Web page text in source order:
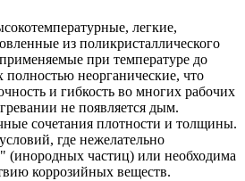
легкие,
из поликристаллического
при температуре до
полностью неорганические, что
и гибкость во многих рабочих
не появляется дым.
сочетания плотности и толщины.
где нежелательно
(инородных частиц) или необходима
коррозийных веществ.